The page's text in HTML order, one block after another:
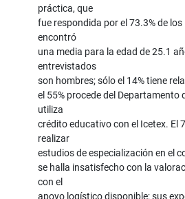
práctica, que
fue respondida por el 73.3% de los
encontró
una media para la edad de 25.1
entrevistados
son hombres; sólo el 14% tiene
el 55% procede del Departamento
utiliza
crédito educativo con el Icetex. El
realizar
estudios de especialización en el
se halla insatisfecho con la
con el
apoyo logístico disponible; sus